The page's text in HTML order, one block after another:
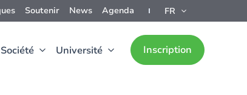
Soutenir News Agenda FR
Société Université Inscription